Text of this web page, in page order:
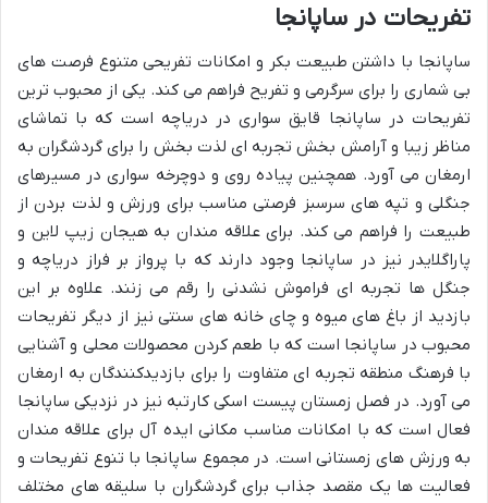
تفریحات در ساپانجا
ساپانجا با داشتن طبیعت بکر و امکانات تفریحی متنوع فرصت های
بی شماری را برای سرگرمی و تفریح فراهم می کند. یکی از محبوب ترین
تفریحات در ساپانجا قایق سواری در دریاچه است که با تماشای
مناظر زیبا و آرامش بخش تجربه ای لذت بخش را برای گردشگران به
ارمغان می آورد. همچنین پیاده روی و دوچرخه سواری در مسیرهای
جنگلی و تپه های سرسبز فرصتی مناسب برای ورزش و لذت بردن از
طبیعت را فراهم می کند. برای علاقه مندان به هیجان زیپ لاین و
پاراگلایدر نیز در ساپانجا وجود دارند که با پرواز بر فراز دریاچه و
جنگل ها تجربه ای فراموش نشدنی را رقم می زنند. علاوه بر این
بازدید از باغ های میوه و چای خانه های سنتی نیز از دیگر تفریحات
محبوب در ساپانجا است که با طعم کردن محصولات محلی و آشنایی
با فرهنگ منطقه تجربه ای متفاوت را برای بازدیدکنندگان به ارمغان
می آورد. در فصل زمستان پیست اسکی کارتبه نیز در نزدیکی ساپانجا
فعال است که با امکانات مناسب مکانی ایده آل برای علاقه مندان
به ورزش های زمستانی است. در مجموع ساپانجا با تنوع تفریحات و
فعالیت ها یک مقصد جذاب برای گردشگران با سلیقه های مختلف